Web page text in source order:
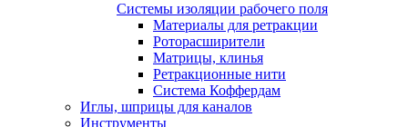
Системы изоляции рабочего поля
Материалы для ретракции
Роторасширители
Матрицы, клинья
Ретракционные нити
Система Коффердам
Иглы, шприцы для каналов
Инструменты